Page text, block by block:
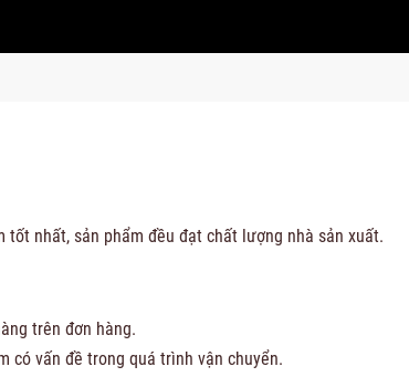
nhất, sản phẩm đều đạt chất lượng nhà sản xuất.
trên đơn hàng.
có vấn đề trong quá trình vận chuyển.